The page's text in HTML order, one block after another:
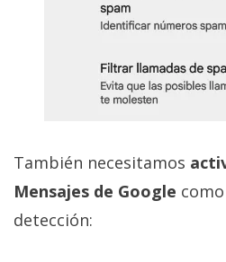
También necesitamos
Mensajes de Google
detección: